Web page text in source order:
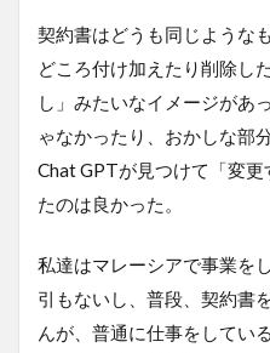
契約書はどうも同じような
どころ付け加えたり削除し
し」みたいなイメージがあ
ゃなかったり、おかしな部
Chat GPTが見つけて「変
たのは良かった。
私達はマレーシアで事業を
引もないし、普段、契約書
んが、普通に仕事をしてい